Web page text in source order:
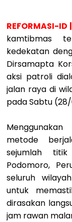
REFORMASI-
kamtibmas
kedekatan
Dirsamapta
aksi patroli
jalan raya di
pada Sabtu
metode
sejumlah
Podomoro,
seluruh
untuk
dirasakan
jam rawan